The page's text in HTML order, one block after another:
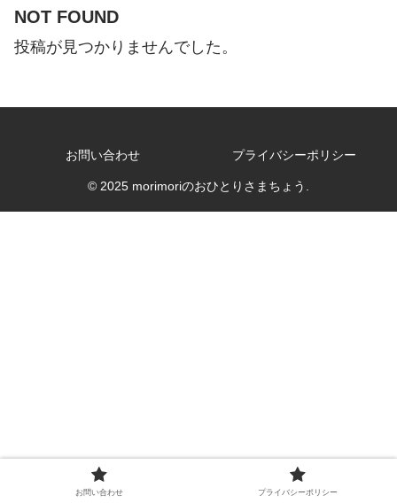
NOT FOUND
投稿が見つかりませんでした。
お問い合わせ プライバシーポリシー
© 2025 morimoriのおひとりさまちょう.
お問い合わせ プライバシーポリシー